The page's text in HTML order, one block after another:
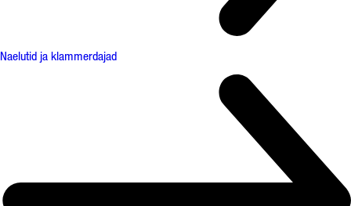
Naelutid ja klammerdajad